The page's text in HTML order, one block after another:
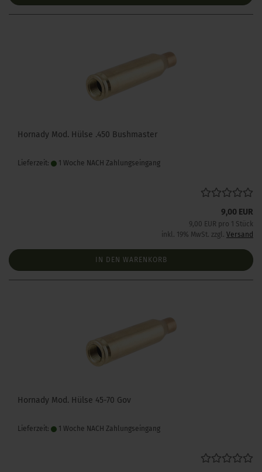
Hornady Mod. Hülse .450 Bushmaster
Lieferzeit: 1 Woche NACH Zahlungseingang
9,00 EUR
9,00 EUR pro 1 Stück
inkl. 19% MwSt. zzgl. Versand
IN DEN WARENKORB
Hornady Mod. Hülse 45-70 Gov
Lieferzeit: 1 Woche NACH Zahlungseingang